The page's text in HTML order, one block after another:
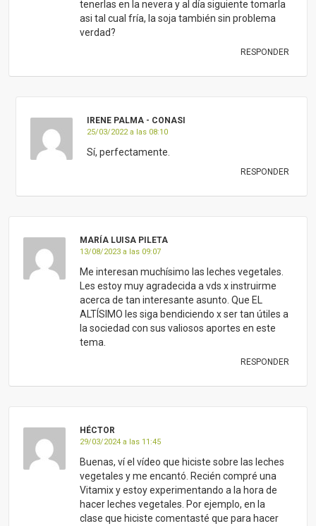
tenerlas en la nevera y al día siguiente tomarla
asi tal cual fría, la soja también sin problema
verdad?
RESPONDER
IRENE PALMA - CONASI
25/03/2022 a las 08:10
Sí, perfectamente.
RESPONDER
MARÍA LUISA PILETA
13/08/2023 a las 09:07
Me interesan muchísimo las leches vegetales.
Les estoy muy agradecida a vds x instruirme
acerca de tan interesante asunto. Que EL
ALTÍSIMO les siga bendiciendo x ser tan útiles a
la sociedad con sus valiosos aportes en este
tema.
RESPONDER
HÉCTOR
29/03/2024 a las 11:45
Buenas, ví el vídeo que hiciste sobre las leches
vegetales y me encantó. Recién compré una
Vitamix y estoy experimentando a la hora de
hacer leches vegetales. Por ejemplo, en la
clase que hiciste comentasté que para hacer